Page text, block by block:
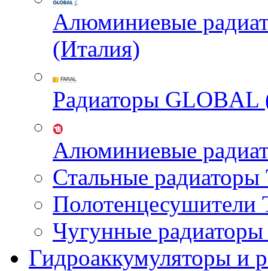
Алюминиевые
(Италия)
Радиаторы GLOBAL
Алюминиевые
Стальные
Чугунные
Гидроаккумуляторы и